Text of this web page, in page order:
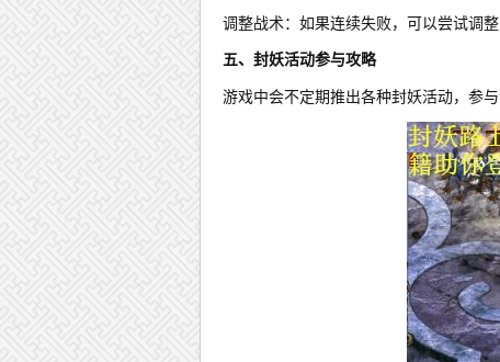
调整战术：如果连续失败，可以尝试调
五、封妖活动参与攻略
游戏中会不定期推出各种封妖活动，参